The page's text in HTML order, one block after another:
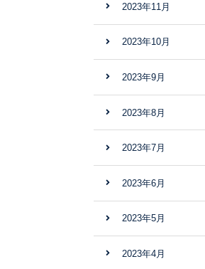
2023年11月
2023年10月
2023年9月
2023年8月
2023年7月
2023年6月
2023年5月
2023年4月